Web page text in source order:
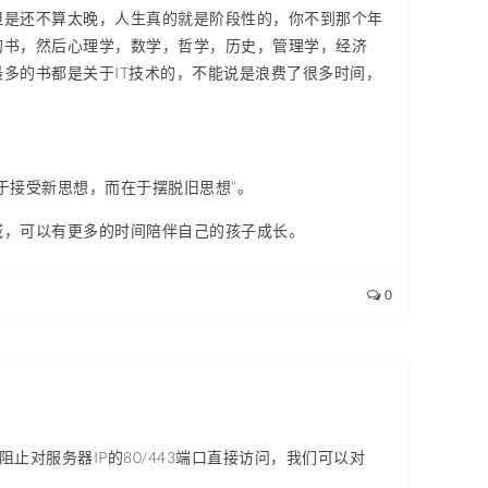
还不算太晚，人生真的就是阶段性的，你不到那个年
，然后心理学，数学，哲学，历史，管理学，经济
的书都是关于IT技术的，不能说是浪费了很多时间，
受新思想，而在于摆脱旧思想”。
可以有更多的时间陪伴自己的孩子成长。​​​​
0
止对服务器IP的80/443端口直接访问，我们可以对